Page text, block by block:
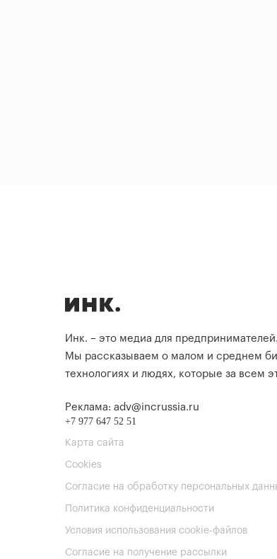
Инк. – это медиа для предпринимателей.
Мы рассказываем о малом и среднем
технологиях и людях, которые за всем
Реклама: adv@incrussia.ru
+7 977 647 52 51
Карта сайта
Cookies
Согласие на обработку персональных
Политика конфиденциальности
Условия использования cookie-файлов
Согласие на получение рассылки